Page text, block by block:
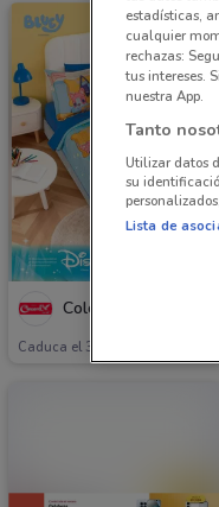
Colchas Concord
Caduca el 31/12
estadísticas,
cualquier
rechazas:
tus intereses.
nuestra App.
Tanto
Utilizar datos
su
Lista de